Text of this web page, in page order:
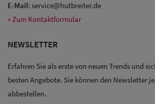
Sale: Caps
E-Mail: service@hutbreiter.de
» Zum Kontaktformular
NEWSLETTER
Erfahren Sie als erste von neuen Trends und
besten Angebote. Sie können den Newsletter
abbestellen.